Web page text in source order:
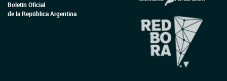
Boletín Oficial
de la República Argentina